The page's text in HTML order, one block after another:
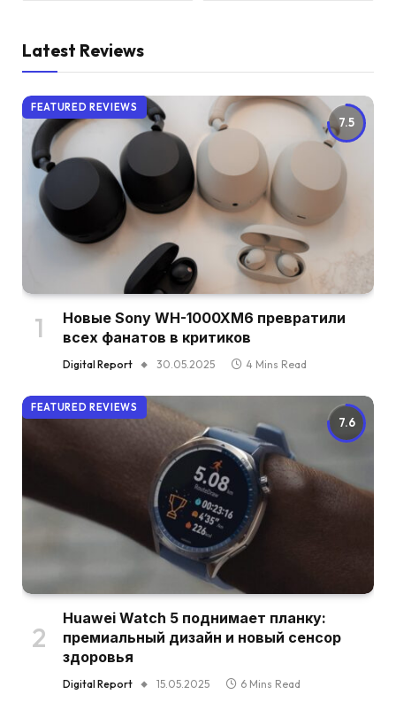
Latest Reviews
7.5
FEATURED REVIEWS
Новые Sony WH-1000XM6 превратили
всех фанатов в критиков
Digital Report 30.05.2025 4 Mins Read
7.6
FEATURED REVIEWS
Huawei Watch 5 поднимает планку:
премиальный дизайн и новый сенсор
здоровья
Digital Report 15.05.2025 6 Mins Read